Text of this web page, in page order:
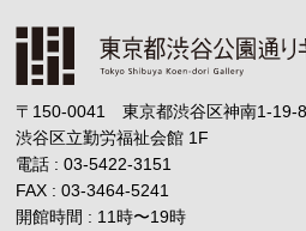
〒150-0041 東京都渋谷区神南1-19-8
渋谷区立勤労福祉会館 1F
電話 : 03-5422-3151
FAX : 03-3464-5241
開館時間 : 11時〜19時